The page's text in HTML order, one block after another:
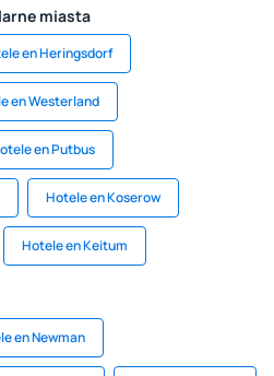
miasta
en Heringsdorf
en Westerland
en Putbus
Hotele en Koserow
Hotele en Keitum
en Newman